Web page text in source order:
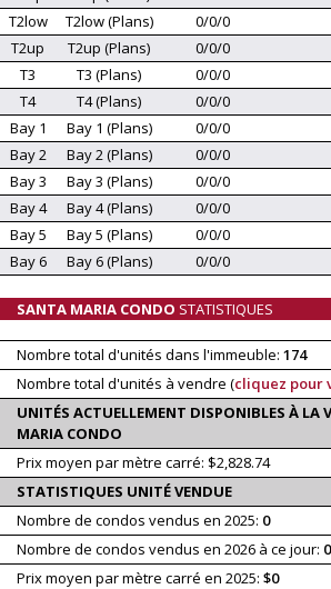
T2low
T2low (Plans) 0/0/0
T2up
T2up (Plans) 0/0/0
T3
T3 (Plans) 0/0/0
T4
T4 (Plans) 0/0/0
Bay 1
Bay 1 (Plans) 0/0/0
Bay 2
Bay 2 (Plans) 0/0/0
Bay 3
Bay 3 (Plans) 0/0/0
Bay 4
Bay 4 (Plans) 0/0/0
Bay 5
Bay 5 (Plans) 0/0/0
Bay 6
Bay 6 (Plans) 0/0/0
SANTA MARIA CONDO STATISTIQUES
Nombre total d'unités dans l'immeuble: 174
Nombre total d'unités à vendre (cliquez pour
UNITÉS ACTUELLEMENT DISPONIBLES À LA
MARIA CONDO
Prix moyen par mètre carré: $2,828.74
STATISTIQUES UNITÉ VENDUE
Nombre de condos vendus en 2025: 0
Nombre de condos vendus en 2026 à ce jour: 0
Prix moyen par mètre carré en 2025: $0